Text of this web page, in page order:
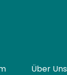
Über Uns